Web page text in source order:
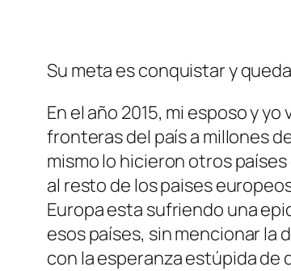
Su meta es conquistar y
En el año 2015, mi esposo y
fronteras del país a millones
mismo lo hicieron otros
al resto de los paises
Europa esta sufriendo una
esos países, sin mencionar la
con la esperanza estúpida de